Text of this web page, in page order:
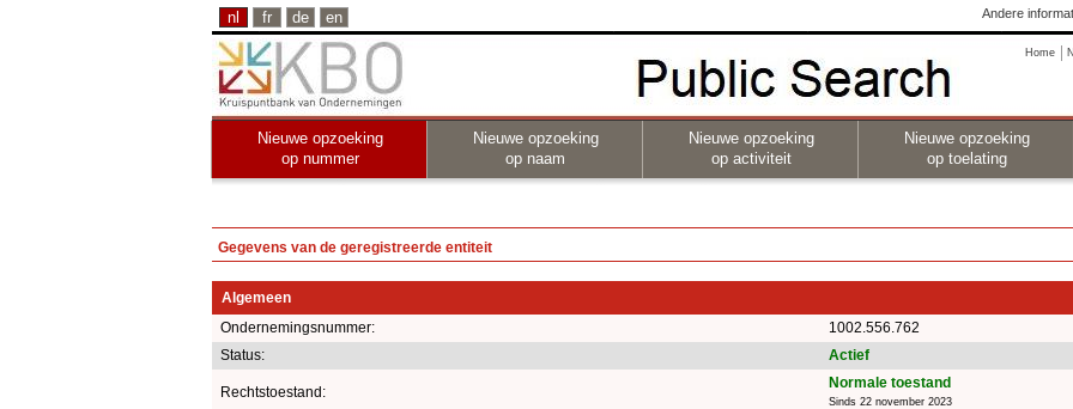
nl fr de en Andere
Home
Nieuwe opzoeking
op nummer
Nieuwe opzoeking
op naam
Nieuwe opzoeking
op activiteit
Nieuwe opzoeking
op toelating
Gegevens van de geregistreerde entiteit
Algemeen
Ondernemingsnummer:
1002.556.762
Status:
Actief
Rechtstoestand:
Normale toestand
Sinds 22 november 2023